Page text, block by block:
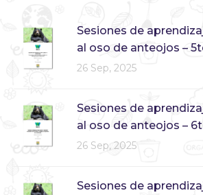
Sesiones de
al oso de anteojos –
26 Sep, 2025
Sesiones de
al oso de anteojos –
26 Sep, 2025
Sesiones de